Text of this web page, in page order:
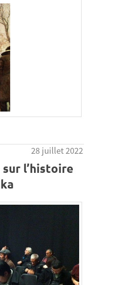
28 juillet 2022
l’histoire